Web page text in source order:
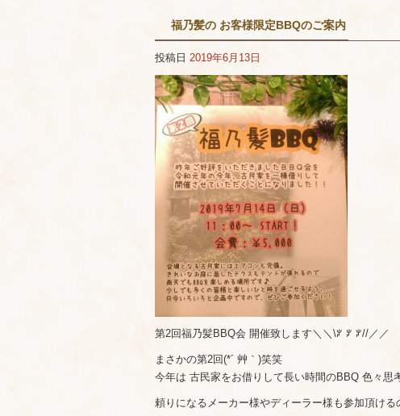
福乃髪の お客様限定BBQのご案内
投稿日 2019年6月13日
第2回福乃髪BBQ会 開催致します＼＼\ꐕ ꐕ ꐕ//／／
まさかの第2回(*´ 艸｀)笑笑
今年は 古民家をお借りして長い時間のBBQ 色々
頼りになるメーカー様やディーラー様も参加頂け